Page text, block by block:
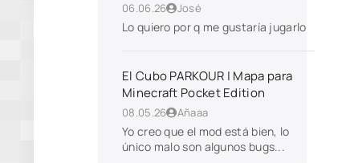
06.06.26 José
Lo quiero por q me gustaría jugarlo
El Cubo PARKOUR | Mapa para
Minecraft Pocket Edition
08.05.26 Añaaa
Yo creo que el mod está bien, lo
único malo son algunos bugs...